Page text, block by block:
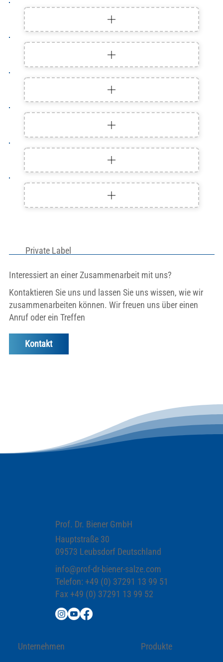
Private Label
Interessiert an einer Zusammenarbeit mit uns?
Kontaktieren Sie uns und lassen Sie uns wissen, wie wir
zusammenarbeiten können. Wir freuen uns über einen
Anruf oder ein Treffen
Kontakt
Farb-Vitalbad
Gelbe Zitronenverbene
Sauna-Verwöhncreme
Aprikose
Aqua Peeling-Zucker
Kokos-Vanille
Phyto-Salz
Kardamom
Aqua Peeling-Salz
CBD-Mojito
Mineral Booster
Calcium
Prof. Dr. Biener GmbH
Hauptstraße 30
09573 Leubsdorf Deutschland
info@prof-dr-biener-salze.com
Telefon: +49 (0) 37291 13 99 51
Fax +49 (0) 37291 13 99 52
Unternehmen Produkte